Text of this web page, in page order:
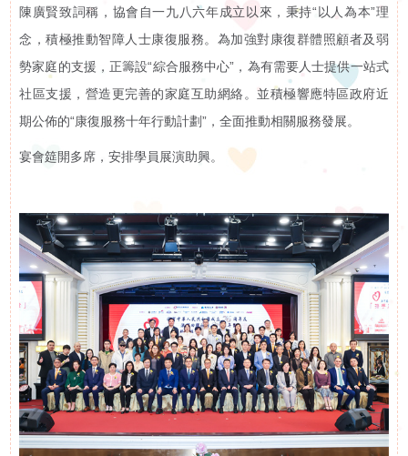
集
屬
下
機
啟智學校
啟智早期訓練中心
啟能中心
啟康中心
心明治小食店
支
持
我
們
入
陳廣賢致詞稱，協會自一九八六年成立以來，秉持“以人為本”理
念，積極推動智障人士康復服務。為加強對康復群體照顧者及弱
勢家庭的支援，正籌設“綜合服務中心”，為有需要人士提供一站式
社區支援，營造更完善的家庭互助網絡。並積極響應特區政府近
期公佈的“康復服務十年行動計劃”，全面推動相關服務發展。
宴會筵開多席，安排學員展演助興。